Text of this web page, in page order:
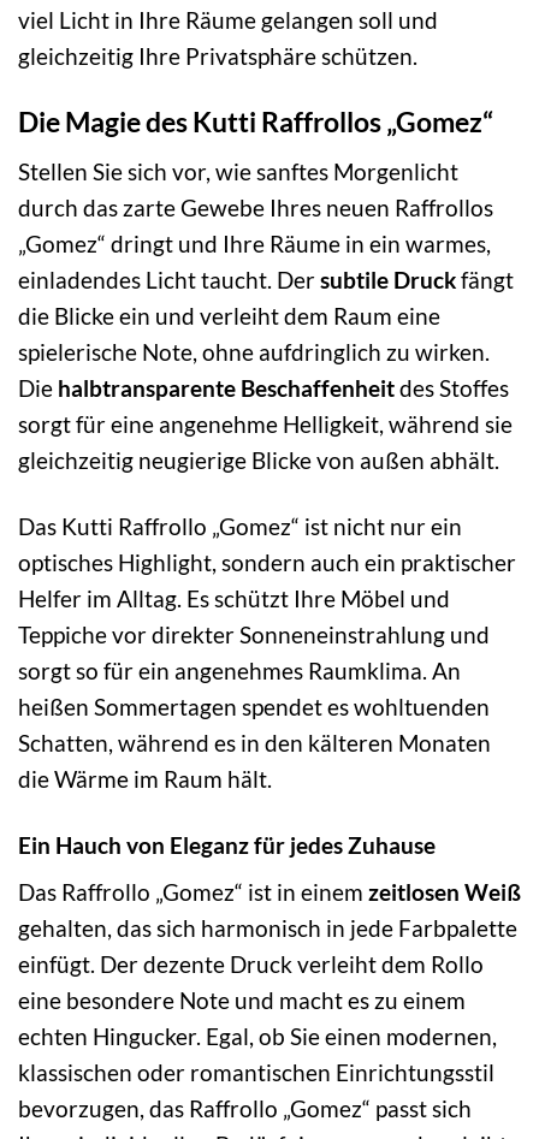
viel Licht in Ihre Räume gelangen soll und
gleichzeitig Ihre Privatsphäre schützen.
Die Magie des Kutti Raffrollos „Gomez“
Stellen Sie sich vor, wie sanftes Morgenlicht
durch das zarte Gewebe Ihres neuen Raffrollos
„Gomez“ dringt und Ihre Räume in ein warmes,
einladendes Licht taucht. Dersubtile Druckfängt
die Blicke ein und verleiht dem Raum eine
spielerische Note, ohne aufdringlich zu wirken.
Die halbtransparente Beschaffenheitdes Stoffes
sorgt für eine angenehme Helligkeit, während sie
gleichzeitig neugierige Blicke von außen abhält.
Das Kutti Raffrollo „Gomez“ ist nicht nur ein
optisches Highlight, sondern auch ein praktischer
Helfer im Alltag. Es schützt Ihre Möbel und
Teppiche vor direkter Sonneneinstrahlung und
sorgt so für ein angenehmes Raumklima. An
heißen Sommertagen spendet es wohltuenden
Schatten, während es in den kälteren Monaten
die Wärme im Raum hält.
Ein Hauch von Eleganz für jedes Zuhause
Das Raffrollo „Gomez“ ist in einem zeitlosen Weiß
gehalten, das sich harmonisch in jede Farbpalette
einfügt. Der dezente Druck verleiht dem Rollo
eine besondere Note und macht es zu einem
echten Hingucker. Egal, ob Sie einen modernen,
klassischen oder romantischen Einrichtungsstil
bevorzugen, das Raffrollo „Gomez“ passt sich